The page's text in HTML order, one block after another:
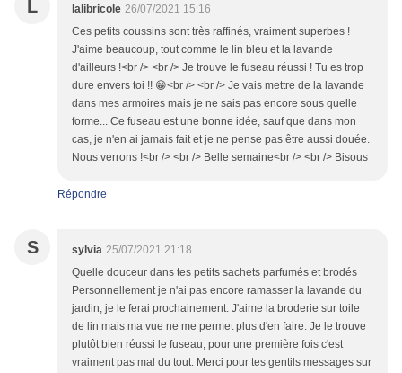
L lalibricole 26/07/2021 15:16
Ces petits coussins sont très raffinés, vraiment superbes !
J'aime beaucoup, tout comme le lin bleu et la lavande
d'ailleurs !<br /> <br /> Je trouve le fuseau réussi ! Tu es trop
dure envers toi !! 😁<br /> <br /> Je vais mettre de la lavande
dans mes armoires mais je ne sais pas encore sous quelle
forme... Ce fuseau est une bonne idée, sauf que dans mon
cas, je n'en ai jamais fait et je ne pense pas être aussi douée.
Nous verrons !<br /> <br /> Belle semaine<br /> <br /> Bisous
Répondre
S sylvia 25/07/2021 21:18
Quelle douceur dans tes petits sachets parfumés et brodés
Personnellement je n'ai pas encore ramasser la lavande du
jardin, je le ferai prochainement. J'aime la broderie sur toile
de lin mais ma vue ne me permet plus d'en faire. Je le trouve
plutôt bien réussi le fuseau, pour une première fois c'est
vraiment pas mal du tout. Merci pour tes gentils messages sur